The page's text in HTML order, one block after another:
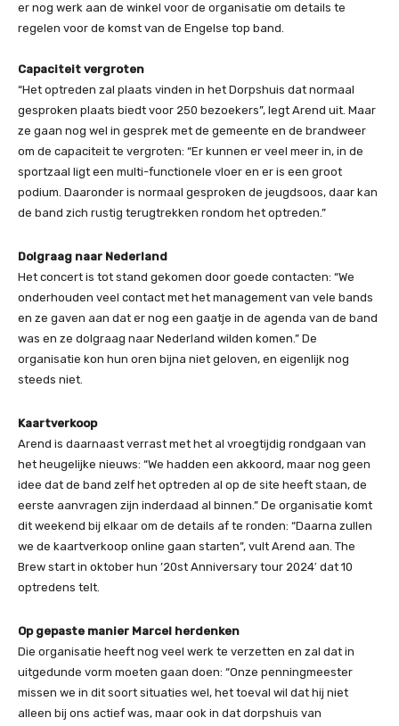
er nog werk aan de winkel voor de organisatie om details te
regelen voor de komst van de Engelse top band.
Capaciteit vergroten
“Het optreden zal plaats vinden in het Dorpshuis dat normaal
gesproken plaats biedt voor 250 bezoekers”, legt Arend uit. Maar
ze gaan nog wel in gesprek met de gemeente en de brandweer
om de capaciteit te vergroten: “Er kunnen er veel meer in, in de
sportzaal ligt een multi-functionele vloer en er is een groot
podium. Daaronder is normaal gesproken de jeugdsoos, daar kan
de band zich rustig terugtrekken rondom het optreden.”
Dolgraag naar Nederland
Het concert is tot stand gekomen door goede contacten: “We
onderhouden veel contact met het management van vele bands
en ze gaven aan dat er nog een gaatje in de agenda van de band
was en ze dolgraag naar Nederland wilden komen.” De
organisatie kon hun oren bijna niet geloven, en eigenlijk nog
steeds niet.
Kaartverkoop
Arend is daarnaast verrast met het al vroegtijdig rondgaan van
het heugelijke nieuws: “We hadden een akkoord, maar nog geen
idee dat de band zelf het optreden al op de site heeft staan, de
eerste aanvragen zijn inderdaad al binnen.” De organisatie komt
dit weekend bij elkaar om de details af te ronden: “Daarna zullen
we de kaartverkoop online gaan starten”, vult Arend aan. The
Brew start in oktober hun ’20st Anniversary tour 2024′ dat 10
optredens telt.
Op gepaste manier Marcel herdenken
Die organisatie heeft nog veel werk te verzetten en zal dat in
uitgedunde vorm moeten gaan doen: “Onze penningmeester
missen we in dit soort situaties wel, het toeval wil dat hij niet
alleen bij ons actief was, maar ook in dat dorpshuis van